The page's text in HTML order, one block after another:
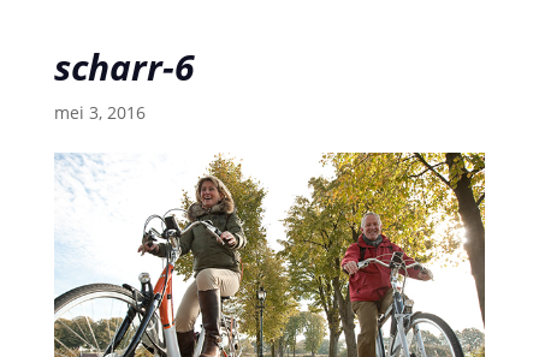
scharr-6
mei 3, 2016